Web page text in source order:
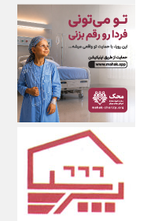
اکوفارس
اکونگار
اکونیوز
الف
انتشار آنلاین
اندیشه قرن
اندیشه معاصر
اندیشه ها
انرژی پرس
ای استخدام
ایتنا
ایراف